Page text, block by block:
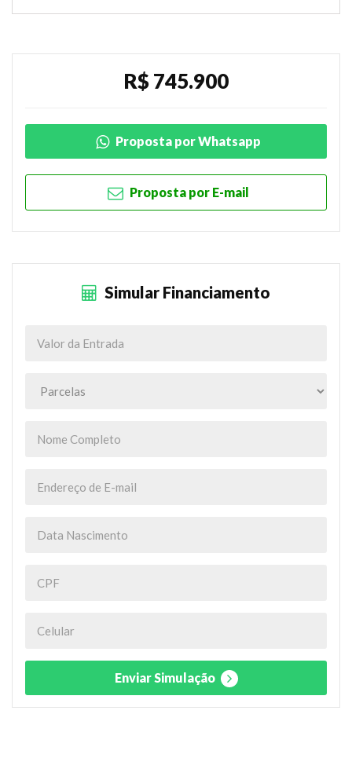
R$ 745.900
Proposta por Whatsapp
Proposta por E-mail
Simular Financiamento
Enviar Simulação